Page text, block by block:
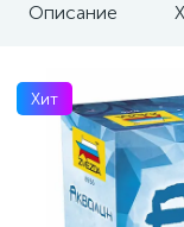
Описание
Хит